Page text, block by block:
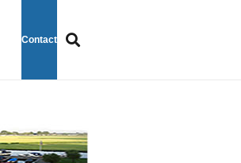
Contact